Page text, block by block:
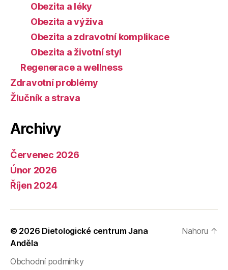
Obezita a léky
Obezita a výživa
Obezita a zdravotní komplikace
Obezita a životní styl
Regenerace a wellness
Zdravotní problémy
Žlučník a strava
Archivy
Červenec 2026
Únor 2026
Říjen 2024
© 2026 Dietologické centrum Jana
Anděla
Obchodní podmínky
Nahoru ↑